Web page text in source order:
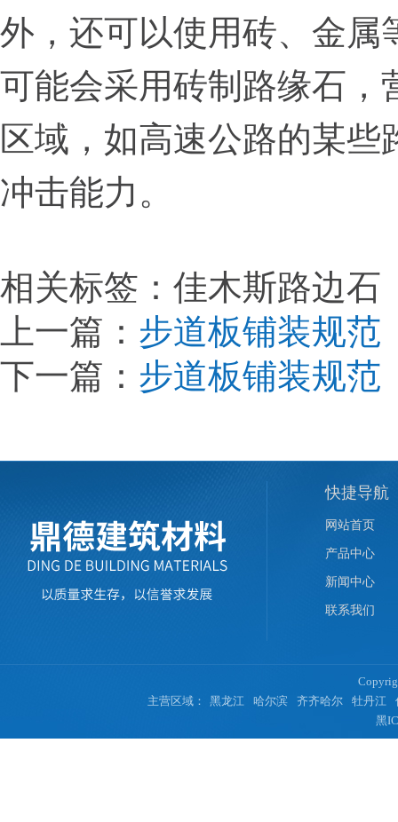
外，还可以使用砖、金属
可能会采用砖制路缘石，
区域，如高速公路的某
冲击能力。
相关标签：佳木斯路边
上一篇： 步道板铺装规范
下一篇： 步道板铺装规范
快捷导航
网站首页
产品中心
新闻中心
联系我们
主营区域：
黑龙江 哈尔滨 齐齐哈尔 牡丹江
黑